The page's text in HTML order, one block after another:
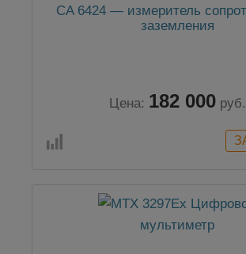
CA 6424 — измеритель
заземления
Цена: 182 000 руб.